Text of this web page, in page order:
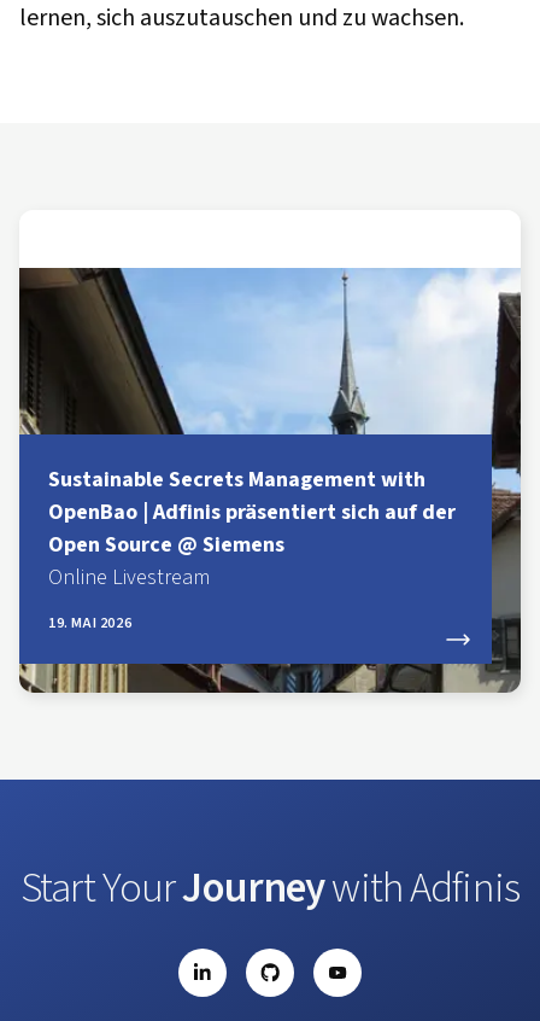
lernen, sich auszutauschen und zu wachsen.
Sustainable Secrets Management with
OpenBao | Adfinis präsentiert sich auf der
Open Source @ Siemens
Online Livestream
19. MAI 2026
Start YourJourneywith Adfinis
LinkedInGitHub YouTube